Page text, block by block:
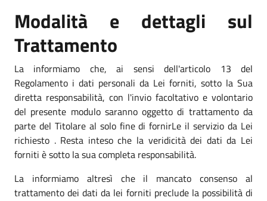
Modalità e dettagli sul
Trattamento
La informiamo che, ai sensi dell'articolo 13 del
Regolamento i dati personali da Lei forniti, sotto la Sua
diretta responsabilità, con l'invio facoltativo e volontario
del presente modulo saranno oggetto di trattamento da
parte del Titolare al solo fine di fornirLe il servizio da Lei
richiesto . Resta inteso che la veridicità dei dati da Lei
forniti è sotto la sua completa responsabilità.
La informiamo altresì che il mancato consenso al
trattamento dei dati da lei forniti preclude la possibilità di